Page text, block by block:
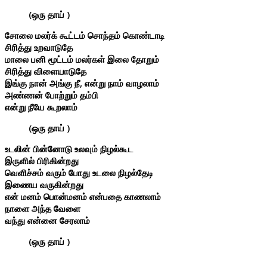
(ஒரு தாய் )
சோலை மலர்க் கூட்டம் சொந்தம் கொண்டாடி
சிரித்து உறவாடுதே
மாலை பனி மூட்டம் மலர்கள் இலை தோறும்
சிரித்து விளையாடுதே
இங்கு நான் அங்கு நீ, என்று நாம் வாழலாம்
அண்ணன் போற்றும் தம்பி
என்று நீயே கூறலாம்
(ஒரு தாய் )
உடலின் பின்னோடு உலவும் நிழல்கூட
இருளில் பிரிகின்றது
வெளிச்சம் வரும் போது உடலை நிழல்தேடி
இணைய வருகின்றது
என் மனம் பொன்மனம் என்பதை காணலாம்
நாளை அந்த வேளை
வந்து என்னை சேரலாம்
(ஒரு தாய் )